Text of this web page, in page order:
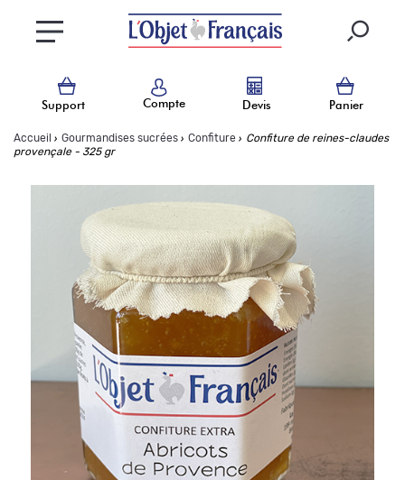
Support Compte Devis Panier
Accueil › Gourmandises sucrées › Confiture › Confiture de reines-claudes
provençale - 325 gr